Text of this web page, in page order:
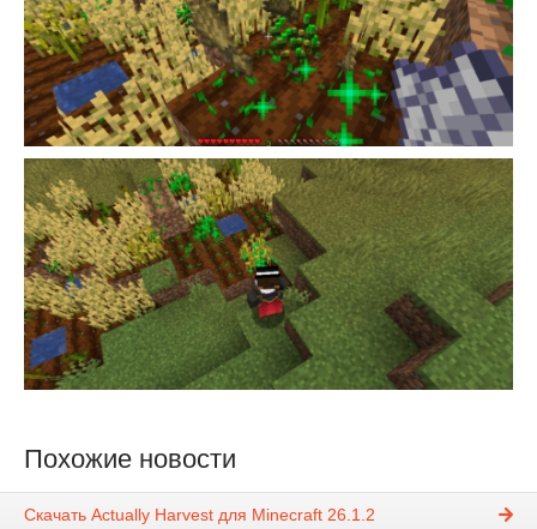
Похожие новости
Скачать Actually Harvest для Minecraft 26.1.2